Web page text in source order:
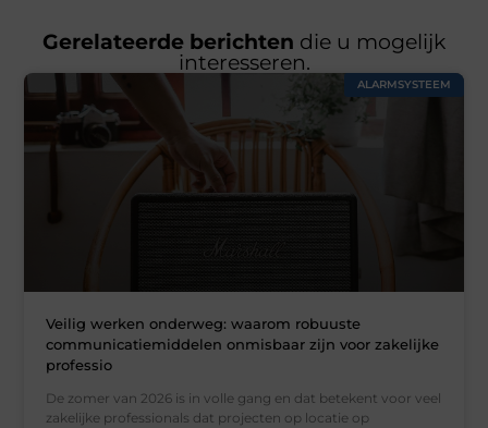
Gerelateerde berichten die u mogelijk
interesseren.
ALARMSYSTEEM
Veilig werken onderweg: waarom robuuste
communicatiemiddelen onmisbaar zijn voor zakelijke
professio
De zomer van 2026 is in volle gang en dat betekent voor veel
zakelijke professionals dat projecten op locatie op